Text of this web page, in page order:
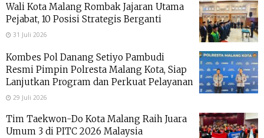
Wali Kota Malang Rombak Jajaran Utama
Pejabat, 10 Posisi Strategis Berganti
31 Juli 2026
Kombes Pol Danang Setiyo Pambudi
Resmi Pimpin Polresta Malang Kota, Siap
Lanjutkan Program dan Perkuat Pelayanan
29 Juli 2026
Tim Taekwon-Do Kota Malang Raih Juara
Umum 3 di PITC 2026 Malaysia